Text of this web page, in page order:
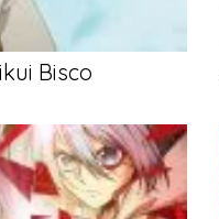
Bisco